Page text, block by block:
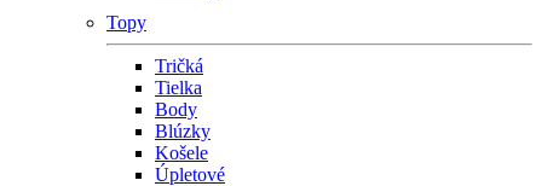
Topy
Tričká
Tielka
Body
Blúzky
Košele
Úpletové